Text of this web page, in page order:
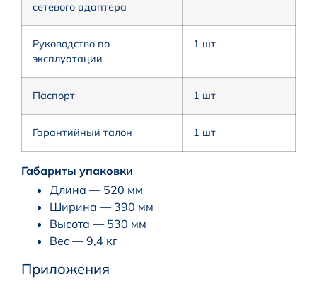
сетевого адаптера
Руководство по
эксплуатации
1 шт
Паспорт 1 шт
Гарантийный талон 1 шт
Габариты упаковки
Длина — 520 мм
Ширина — 390 мм
Высота — 530 мм
Вес — 9,4 кг
Приложения